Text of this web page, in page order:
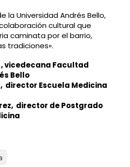
la Universidad Andrés Bello,
cultural que
caminata por el barrio,
tradiciones».
vicedecana Facultad
Bello
director Escuela Medicina
director de Postgrado